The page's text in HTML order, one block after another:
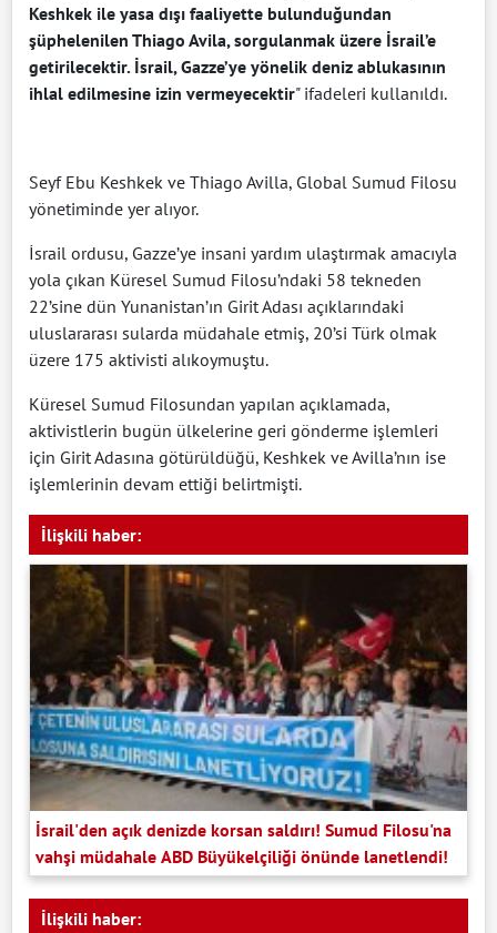
Keshkek ile yasa dışı faaliyette bulunduğundan
şüphelenilen Thiago Avila, sorgulanmak üzere İsrail’e
getirilecektir. İsrail, Gazze’ye yönelik deniz ablukasının
ihlal edilmesine izin vermeyecektir" ifadeleri kullanıldı.
Seyf Ebu Keshkek ve Thiago Avilla, Global Sumud Filosu
yönetiminde yer alıyor.
İsrail ordusu, Gazze’ye insani yardım ulaştırmak amacıyla
yola çıkan Küresel Sumud Filosu’ndaki 58 tekneden
22’sine dün Yunanistan’ın Girit Adası açıklarındaki
uluslararası sularda müdahale etmiş, 20’si Türk olmak
üzere 175 aktivisti alıkoymuştu.
Küresel Sumud Filosundan yapılan açıklamada,
aktivistlerin bugün ülkelerine geri gönderme işlemleri
için Girit Adasına götürüldüğü, Keshkek ve Avilla’nın ise
işlemlerinin devam ettiği belirtmişti.
İlişkili haber:
İsrail'den açık denizde korsan saldırı! Sumud Filosu'na
vahşi müdahale ABD Büyükelçiliği önünde lanetlendi!
İlişkili haber: